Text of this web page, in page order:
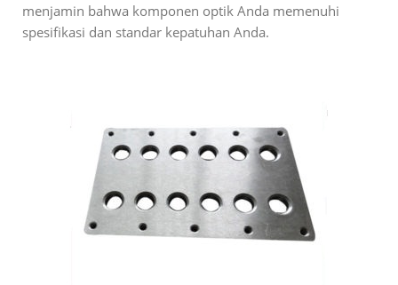
menjamin bahwa komponen optik Anda memenuhi
spesifikasi dan standar kepatuhan Anda.